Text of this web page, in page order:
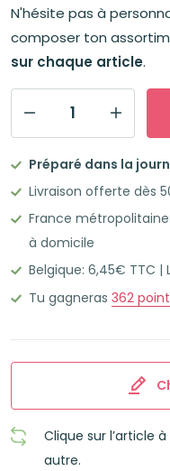
N'hésite pas à
composer ton
sur chaque article.
L'organisation
de
bureau
de
Périne
Préparé dans la
Livraison offerte dès
France
à domicile
Belgique: 6,45€ TTC |
Tu gagneras 362
Clique sur l’article
autre.